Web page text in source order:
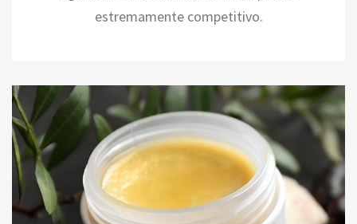
estremamente competitivo.